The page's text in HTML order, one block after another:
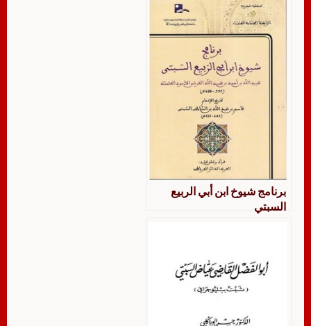
برنامج شيوخ ابن أبي الربيع
السبتي